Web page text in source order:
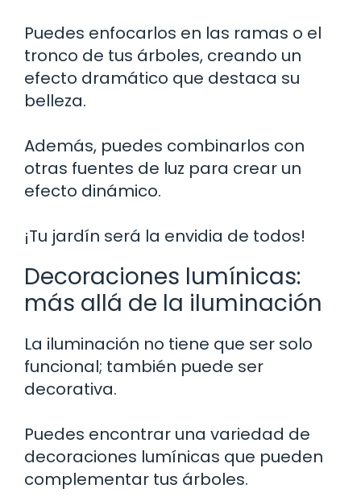
Puedes enfocarlos en las ramas o el
tronco de tus árboles, creando un
efecto dramático que destaca su
belleza.
Además, puedes combinarlos con
otras fuentes de luz para crear un
efecto dinámico.
¡Tu jardín será la envidia de todos!
Decoraciones lumínicas:
más allá de la iluminación
La iluminación no tiene que ser solo
funcional; también puede ser
decorativa.
Puedes encontrar una variedad de
decoraciones lumínicas que pueden
complementar tus árboles.